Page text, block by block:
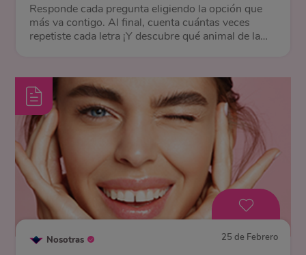
Responde cada pregunta eligiendo la opción que
más va contigo. Al final, cuenta cuántas veces
repetiste cada letra ¡Y descubre qué animal de la
Nosotras 25 de Febrero